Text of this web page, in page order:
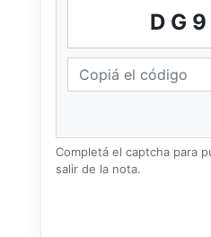
Completá el captcha para
salir de la nota.